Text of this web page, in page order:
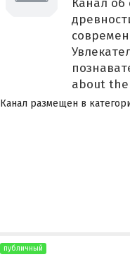
about
Канал размещен в
публичный